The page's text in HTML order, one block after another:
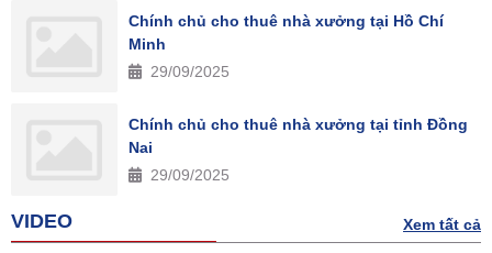
Chính chủ cho thuê nhà xưởng tại Hồ Chí
Minh
29/09/2025
Chính chủ cho thuê nhà xưởng tại tỉnh Đồng
Nai
29/09/2025
VIDEO Xem tất cả